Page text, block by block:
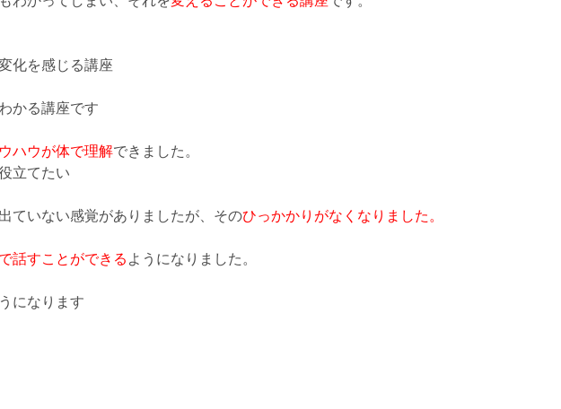
化を感じる講座
かる講座です
ハウが体で理解できました。
立てたい
ていない感覚がありましたが、そのひっかかりがなくなりました。
話すことができる ようになりました。
になります